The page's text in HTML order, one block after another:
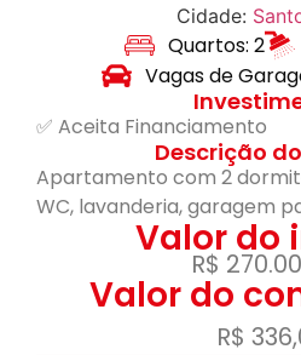
Cidade:
Quartos: 2
Vagas de
✅ Aceita Financiamento
Descrição
Apartamento com 2
WC, lavanderia, garagem
Valor do
R$
Valor do
R$